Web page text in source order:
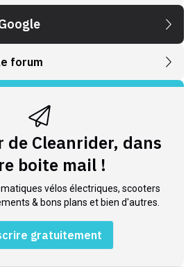
forum
de Cleanrider, dans
boite mail !
vélos électriques, scooters
& bons plans et bien d'autres.
gratuitement